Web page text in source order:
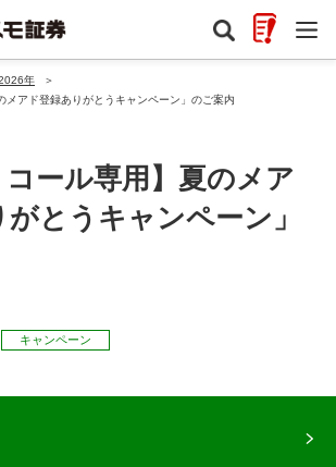
年
＞
メアド登録ありがとうキャンペーン」のご案内
コール専用】夏のメア
がとうキャンペーン」
キャンペーン